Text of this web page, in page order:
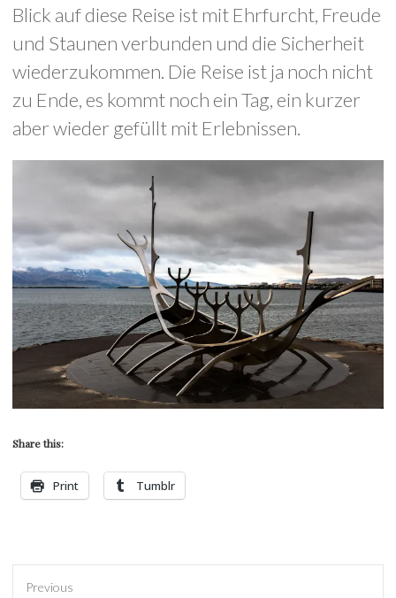
Blick auf diese Reise ist mit Ehrfurcht, Freude
und Staunen verbunden und die Sicherheit
wiederzukommen. Die Reise ist ja noch nicht
zu Ende, es kommt noch ein Tag, ein kurzer
aber wieder gefüllt mit Erlebnissen.
Share this:
Print Tumblr
Previous